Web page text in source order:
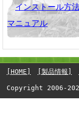
インストール方
マニュアル
[HOME] [製品情報]